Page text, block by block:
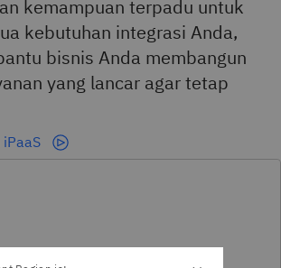
kemampuan terpadu untuk
kebutuhan integrasi Anda,
bisnis Anda membangun
yang lancar agar tetap